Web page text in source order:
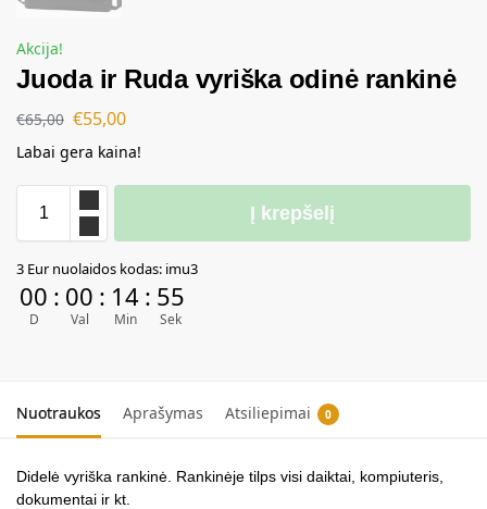
Akcija!
Juoda ir Ruda vyriška odinė rankinė
€65,00 €55,00
Labai gera kaina!
Į krepšelį
l
t
t
i
v
e
3 Eur nuolaidos kodas: imu3
00
D
: 00
Val
: 14
Min
: 55
Sek
Nuotraukos Aprašymas Atsiliepimai 0
Didelė vyriška rankinė. Rankinėje tilps visi daiktai, kompiuteris,
dokumentai ir kt.